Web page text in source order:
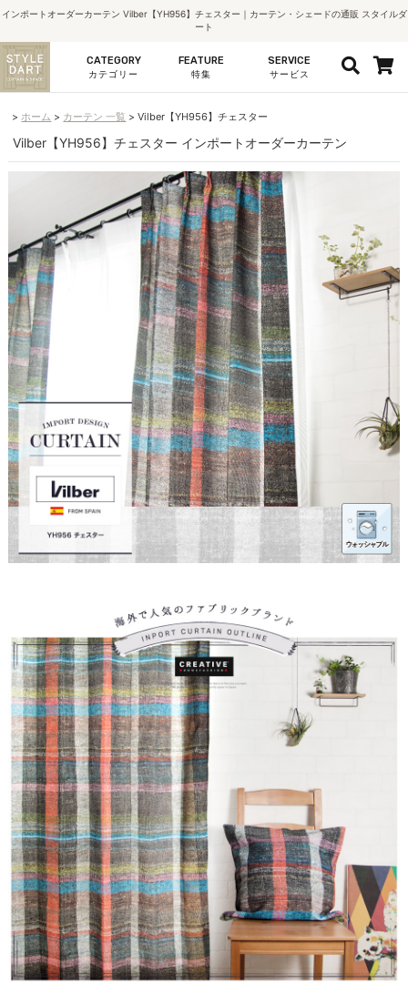
インポートオーダーカーテン Vilber【YH956】チェスター｜カーテン・シェードの通販 スタイルダ
ート
CATEGORY
カテゴリー
FEATURE
特集
SERVICE
サービス
ホーム カーテン 一覧 Vilber【YH956】チェスター
Vilber【YH956】チェスター インポートオーダーカーテン